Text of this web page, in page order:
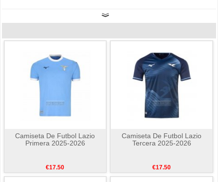
Camiseta De Futbol Lazio
Primera 2025-2026
€17.50
Camiseta De Futbol Lazio
Tercera 2025-2026
€17.50